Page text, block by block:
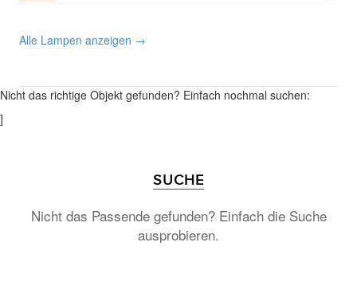
Alle Lampen anzeigen →
Nicht das richtige Objekt gefunden? Einfach nochmal suchen:
]
SUCHE
Nicht das Passende gefunden? Einfach die Suche
ausprobieren.